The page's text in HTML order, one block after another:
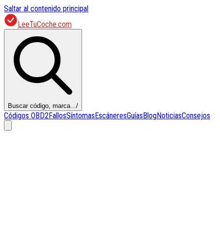
Saltar al contenido principal
LeeTuCoche.com
Buscar código, marca.../
Códigos OBD2FallosSíntomasEscáneresGuíasBlogNoticiasConsejos